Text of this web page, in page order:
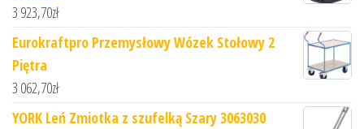
3 923,70zł
Eurokraftpro Przemysłowy Wózek Stołowy 2
Piętra
3 062,70zł
YORK Leń Zmiotka z szufelką Szary 3063030